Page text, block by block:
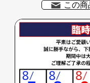
この